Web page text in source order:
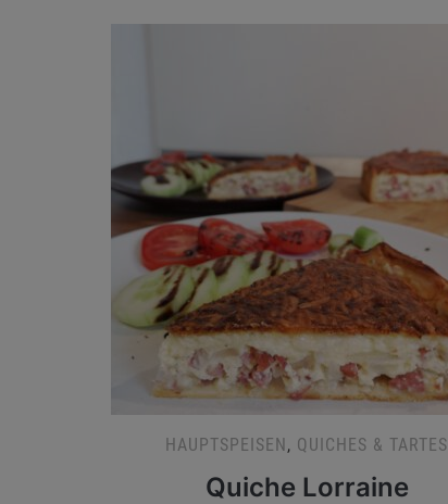
HAUPTSPEISEN, QUICHES & TARTES
Quiche Lorraine